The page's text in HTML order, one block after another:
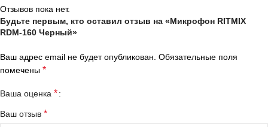
Отзывов пока нет.
Будьте первым, кто оставил отзыв на «Микрофон RITMIX
RDM-160 Черный»
Ваш адрес email не будет опубликован. Обязательные поля
помечены *
Ваша оценка *
Ваш отзыв *